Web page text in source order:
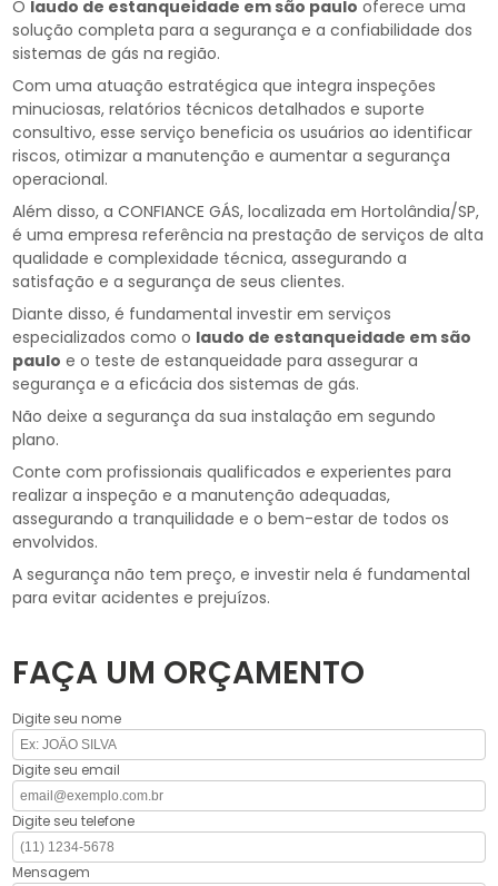
O laudo de estanqueidade em são paulo oferece uma
solução completa para a segurança e a confiabilidade dos
sistemas de gás na região.
Com uma atuação estratégica que integra inspeções
minuciosas, relatórios técnicos detalhados e suporte
consultivo, esse serviço beneficia os usuários ao identificar
riscos, otimizar a manutenção e aumentar a segurança
operacional.
Além disso, a CONFIANCE GÁS, localizada em Hortolândia/SP,
é uma empresa referência na prestação de serviços de alta
qualidade e complexidade técnica, assegurando a
satisfação e a segurança de seus clientes.
Diante disso, é fundamental investir em serviços
especializados como o laudo de estanqueidade em são
paulo e o teste de estanqueidade para assegurar a
segurança e a eficácia dos sistemas de gás.
Não deixe a segurança da sua instalação em segundo
plano.
Conte com profissionais qualificados e experientes para
realizar a inspeção e a manutenção adequadas,
assegurando a tranquilidade e o bem-estar de todos os
envolvidos.
A segurança não tem preço, e investir nela é fundamental
para evitar acidentes e prejuízos.
FAÇA UM ORÇAMENTO
Digite seu nome
Digite seu email
Digite seu telefone
Mensagem